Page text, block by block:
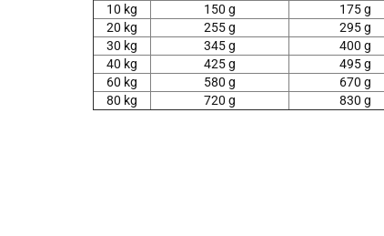
10 kg
150 g
175 g
20 kg
255 g
295 g
30 kg
345 g
400 g
40 kg
425 g
495 g
60 kg
580 g
670 g
80 kg
720 g 830 g